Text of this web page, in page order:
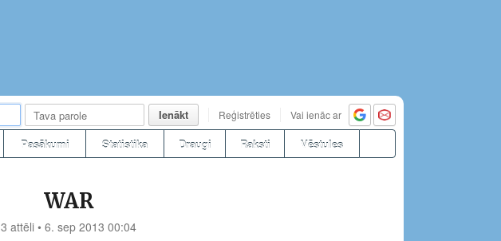
Ienākt Reģistrēties Vai ienāc ar
Pasākumi Statistika Draugi Raksti Vēstules
WAR
3 attēli • 6. sep 2013 00:04